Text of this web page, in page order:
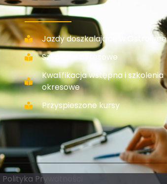
Jazdy doszkalające w Ostrołęce
Szkolenie okresowe
Kwalifikacja wstępna i szkolenia
okresowe
Przyspieszone kursy
Polityka Prywatności